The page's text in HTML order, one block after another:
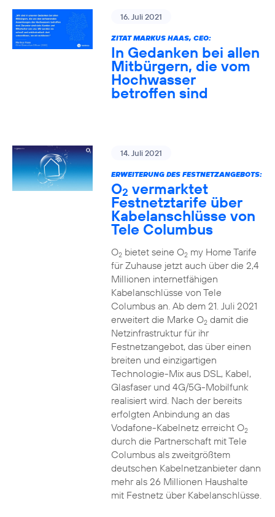
16. Juli 2021
ZITAT MARKUS HAAS, CEO:
In Gedanken bei allen
Mitbürgern, die vom
Hochwasser
betroffen sind
14. Juli 2021
ERWEITERUNG DES FESTNETZANGEBOTS:
O2 vermarktet
Festnetztarife über
Kabelanschlüsse von
Tele Columbus
O2bietet seine O2my Home Tarife
für Zuhause jetzt auch über die 2,4
Millionen internetfähigen
Kabelanschlüsse von Tele
Columbus an. Ab dem 21. Juli 2021
erweitert die Marke O2damit die
Netzinfrastruktur für ihr
Festnetzangebot, das über einen
breiten und einzigartigen
Technologie-Mix aus DSL, Kabel,
Glasfaser und 4G/5G-Mobilfunk
realisiert wird. Nach der bereits
erfolgten Anbindung an das
Vodafone-Kabelnetz erreicht O2
durch die Partnerschaft mit Tele
Columbus als zweitgrößtem
deutschen Kabelnetzanbieter dann
mehr als 26 Millionen Haushalte
mit Festnetz über Kabelanschlüsse.